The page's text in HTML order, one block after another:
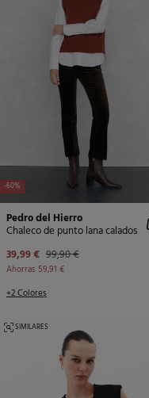
-60%
Pedro del Hierro
Chaleco de punto lana calados
39,99 € 99,90 €
Ahorras 59,91 €
+2 Colores
SIMILARES